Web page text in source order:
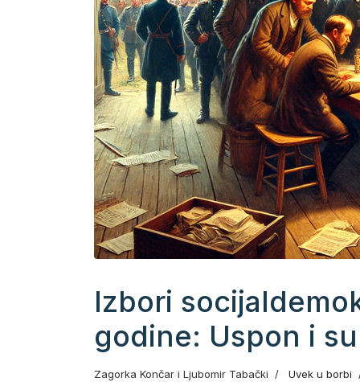
Izbori
godine: Uspon i
Zagorka Končar i Ljubomir Tabački Uvek u borbi